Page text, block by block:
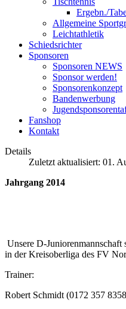
Ergebn./
Allgemeine
Leichtathletik
Schiedsrichter
Sponsoren
Sponsoren NEWS
Sponsor werden!
Sponsorenkonzept
Bandenwerbung
Fanshop
Kontakt
Details
Zuletzt aktualisiert: 01.
Jahrgang 2014
Unsere D-Juniorenmannschaft
in der Kreisoberliga des FV
Trainer:
Robert Schmidt (0172 357